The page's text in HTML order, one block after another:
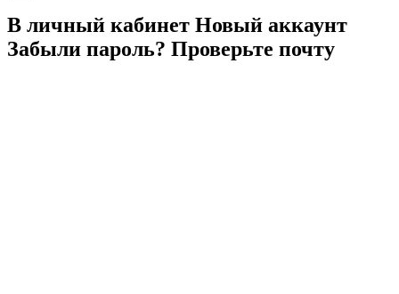
В личный кабинет Новый аккаунт
Забыли пароль? Проверьте почту